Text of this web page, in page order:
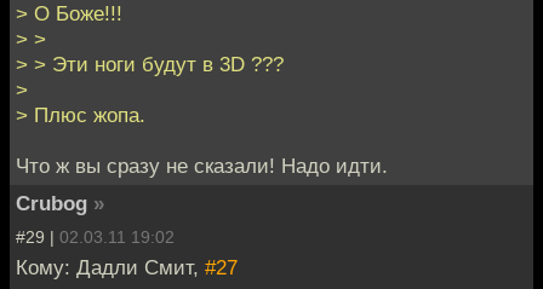
> О Боже!!!
> >
> > Эти ноги будут в 3D ???
>
> Плюс жопа.
Что ж вы сразу не сказали! Надо идти.
Crubog »
#29 | 02.03.11 19:02
Кому: Дадли Смит, #27